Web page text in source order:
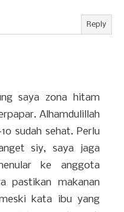
Reply
saya zona hitam
Alhamdulillah
sudah sehat. Perlu
siy, saya jaga
ke anggota
pastikan makanan
kata ibu yang